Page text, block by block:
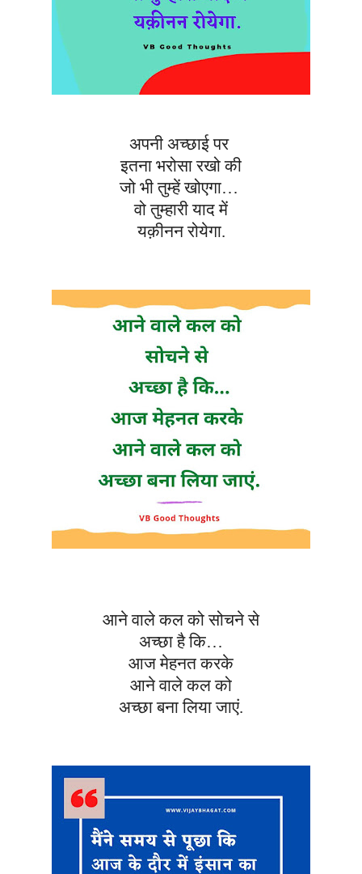
अपनी अच्छाई पर
इतना भरोसा रखो की
जो भी तुम्हें खोएगा…
वो तुम्हारी याद में
यक़ीनन रोयेगा.
आने वाले कल को सोचने से
अच्छा है कि…
आज मेहनत करके
आने वाले कल को
अच्छा बना लिया जाएं.